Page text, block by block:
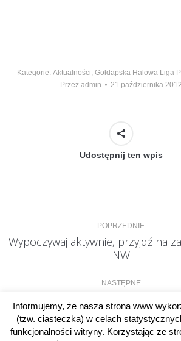
Kategorie: Aktualności, Gołdapska Halowa Liga
Przez admin 21 października 2012
Udostępnij ten wpis
Nawigacja
wpisów
POPRZEDNIE
Poprzedni
wpis:
Wypoczywaj aktywnie, przyjdź na
NW
NASTĘPNE
wpis:
OSiR ma nowy skuter
Informujemy, że nasza strona www
(tzw. ciasteczka) w celach
funkcjonalności witryny. Korzystając ze